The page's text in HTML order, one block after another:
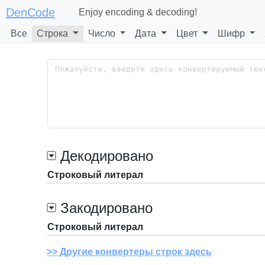
DenCode Enjoy encoding & decoding!
Все Строка Число Дата Цвет Шифр
Декодировано
Строковый литерал
Закодировано
Строковый литерал
Другие конвертеры строк здесь